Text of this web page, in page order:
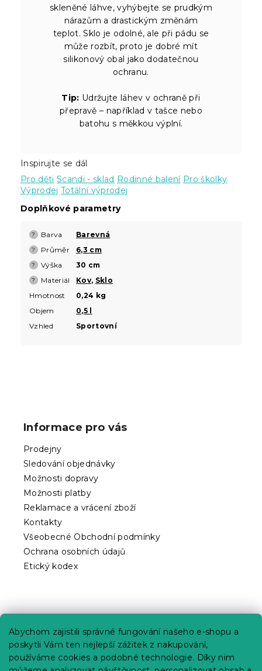
Abychom zajistili správné fungování našeho e-shopu a
poskytli Vám ten nejlepší zážitek z nakupování,
používáme cookies a podobné technologie. Díky nim
skleněné láhve, vyhýbejte se prudkým
nárazům a drastickým změnám
teplot. Sklo je odolné, ale při pádu se
může rozbít, proto je dobré mít
silikonový obal jako dodatečnou
ochranu.
Tip: Udržujte láhev v ochraně při
přepravě – například v tašce nebo
batohu s měkkou výplní.
Inspirujte se dál
Pro děti Scandi - sklad Rodinné balení Pro školky
Výprodej Totální výprodej
Doplňkové parametry
? Barva Barevná
? Průměr 6,3 cm
? Výška 30 cm
? Materiál Kov, Sklo
Hmotnost
0,24 kg
Objem
0,5 l
Vzhled
Sportovní
Informace pro vás
Prodejny
Sledování objednávky
Možnosti dopravy
Možnosti platby
Reklamace a vrácení zboží
Kontakty
Všeobecné Obchodní podmínky
Ochrana osobních údajů
Etický kodex
Kariéra
Poptávky a B2B spolupráce